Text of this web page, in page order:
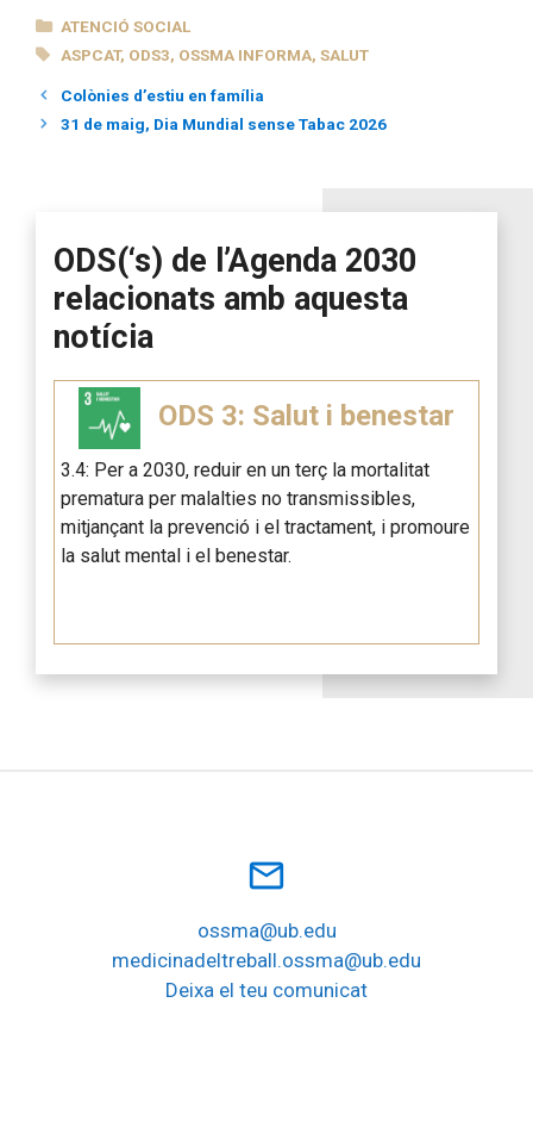
CATEGORIES
ATENCIÓ SOCIAL
ETIQUETES
ASPCAT, ODS3, OSSMA INFORMA,SALUT
Colònies d’estiu en família
31 de maig, Dia Mundial sense Tabac 2026
ODS(‘s) de l’Agenda 2030
relacionats amb aquesta
notícia
ODS 3: Salut i benestar
3.4: Per a 2030, reduir en un terç la mortalitat
prematura per malalties no transmissibles,
mitjançant la prevenció i el tractament, i promoure
la salut mental i el benestar.
mail_outline
ossma@ub.edu
medicinadeltreball.ossma@ub.edu
Deixa el teu comunicat